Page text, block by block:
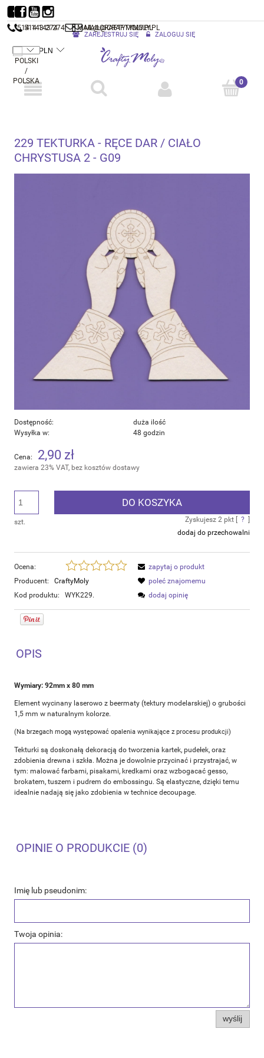
514 143 274 MAIL@CRAFTYMOLY.PL
ZAREJESTRUJ SIĘ ZALOGUJ SIĘ
514 143 274 MAIL@CRAFTYMOLY.PL
229 TEKTURKA - RĘCE DAR / CIAŁO
CHRYSTUSA 2 - G09
Dostępność:
duża ilość
Wysyłka w:
48 godzin
Cena: 2,90 zł
zawiera 23% VAT, bez kosztów dostawy
szt.
DO KOSZYKA
Zyskujesz 2 pkt [ ? ]
dodaj do przechowalni
Ocena:
Producent:
CraftyMoly
Kod produktu:
WYK229.
zapytaj o produkt
poleć znajomemu
dodaj opinię
OPIS
Wymiary: 92mm x 80 mm
Element wycinany laserowo z beermaty (tektury modelarskiej) o grubości
1,5 mm w naturalnym kolorze.
(Na brzegach mogą występować opalenia wynikające z procesu produkcji)
Tekturki są doskonałą dekoracją do tworzenia kartek, pudełek, oraz
zdobienia drewna i szkła. Można je dowolnie przycinać i przystrajać, w
tym: malować farbami, pisakami, kredkami oraz wzbogacać gesso,
brokatem, tuszem i pudrem do embossingu. Są elastyczne, dzięki temu
idealnie nadają się jako zdobienia w technice decoupage.
OPINIE O PRODUKCIE (0)
Imię lub pseudonim:
Twoja opinia:
wyślij